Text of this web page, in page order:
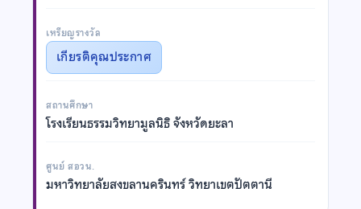
เหรียญรางวัล
เกียรติคุณประกาศ
สถานศึกษา
โรงเรียนธรรมวิทยามูลนิธิ จังหวัดยะลา
ศูนย์ สอวน.
มหาวิทยาลัยสงขลานครินทร์ วิทยาเขตปัตตานี